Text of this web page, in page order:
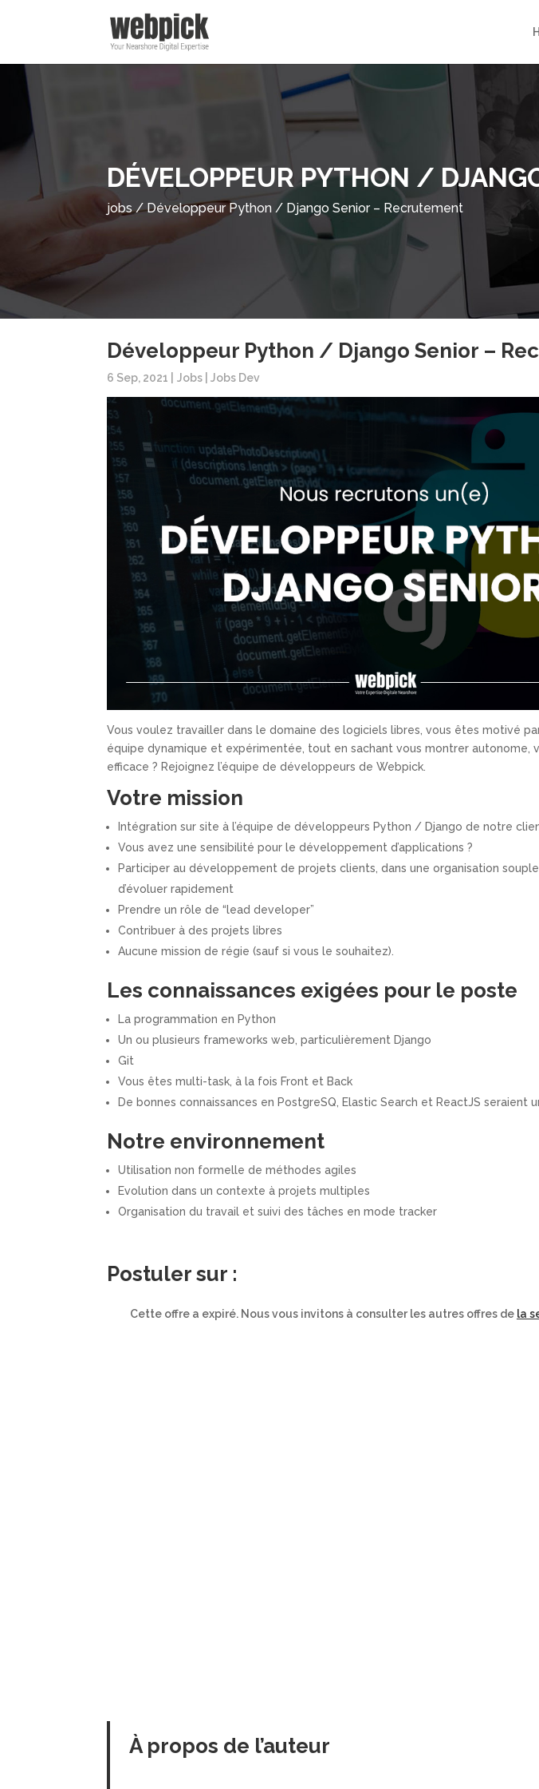
DÉVELOPPEUR PYTHON /
jobs/Développeur Python / Django Senior – Recrutement
Développeur Python / Django Senior –
6 Sep, 2021 Jobs |Jobs Dev
Vous voulez travailler dans le domaine des logiciels libres, vous êtes motivé
équipe dynamique et expérimentée, tout en sachant vous montrer autonome,
efficace ? Rejoignez l’équipe de développeurs de Webpick.
Votre mission
Intégration sur site à l’équipe de développeurs Python / Django de notre
Vous avez une sensibilité pour le développement d’applications ?
Participer au développement de projets clients, dans une organisation
d’évoluer rapidement
Prendre un rôle de “lead developer”
Contribuer à des projets libres
Aucune mission de régie (sauf si vous le souhaitez).
Les connaissances exigées pour le poste
La programmation en Python
Un ou plusieurs frameworks web, particulièrement Django
Git
Vous êtes multi-task, à la fois Front et Back
De bonnes connaissances en PostgreSQ, Elastic Search et ReactJS seraient
Notre environnement
Utilisation non formelle de méthodes agiles
Evolution dans un contexte à projets multiples
Organisation du travail et suivi des tâches en mode tracker
Postuler sur :
Cette offre a expiré. Nous vous invitons à consulter les autres offres de la
À propos de l’auteur